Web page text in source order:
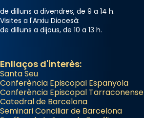
de dilluns a divendres, de 9 a 14 h.
Visites a l'Arxiu Diocesà:
de dilluns a dijous, de 10 a 13 h.
Enllaços d'interès:
Santa Seu
Conferència Episcopal Espanyola
Conferència Episcopal Tarraconense
Catedral de Barcelona
Seminari Conciliar de Barcelona